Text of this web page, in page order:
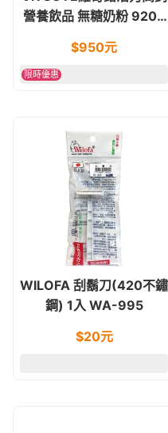
營養飲品 無糖奶粉 920g
$950元
限時優惠
WILOFA 刮鬍刀(420不鏽
鋼) 1入 WA-995
$20元